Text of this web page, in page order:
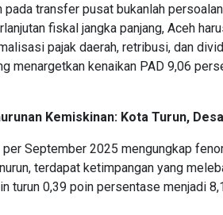
pada transfer pusat bukanlah
fiskal jangka panjang, Aceh
pajak daerah, retribusi, dan
menargetkan kenaikan PAD 9,06
Kemiskinan: Kota Turun,
per September 2025 mengungkap
terdapat ketimpangan yang
turun 0,39 poin persentase menjadi